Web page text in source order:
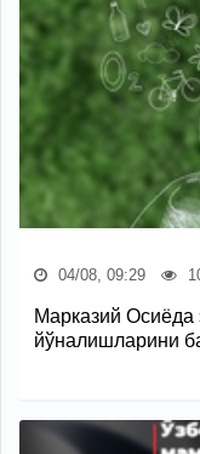
04/08, 09:29
Марказий Осиёда
йўналишларини